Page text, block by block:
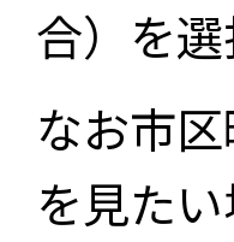
合）を
なお市
を見た